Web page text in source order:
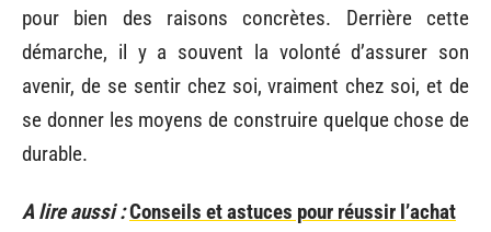
pour bien des raisons concrètes. Derrière cette
démarche, il y a souvent la volonté d’assurer son
avenir, de se sentir chez soi, vraiment chez soi, et de
se donner les moyens de construire quelque chose de
durable.
A lire aussi :Conseils et astuces pour réussir l’achat